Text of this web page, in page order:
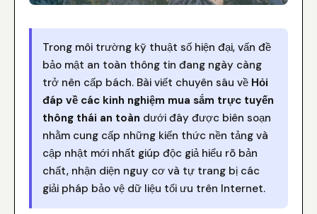
Trong môi trường kỹ thuật số hiện đại, vấn đề
bảo mật an toàn thông tin đang ngày càng
trở nên cấp bách. Bài viết chuyên sâu về Hỏi
đáp về các kinh nghiệm mua sắm trực tuyến
thông thái an toàn dưới đây được biên soạn
nhằm cung cấp những kiến thức nền tảng và
cập nhật mới nhất giúp độc giả hiểu rõ bản
chất, nhận diện nguy cơ và tự trang bị các
giải pháp bảo vệ dữ liệu tối ưu trên Internet.